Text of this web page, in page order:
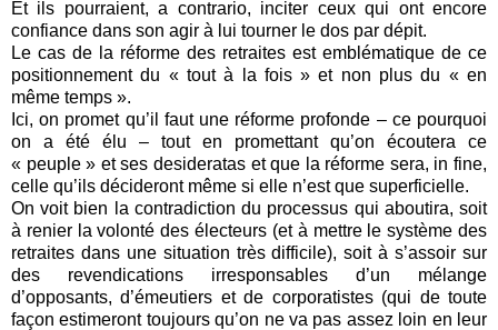
Et ils pourraient, a contrario, inciter ceux qui ont encore
confiance dans son agir à lui tourner le dos par dépit.
Le cas de la réforme des retraites est emblématique de ce
positionnement du « tout à la fois » et non plus du « en
même temps ».
Ici, on promet qu’il faut une réforme profonde – ce pourquoi
on a été élu – tout en promettant qu’on écoutera ce
« peuple » et ses desideratas et que la réforme sera, in fine,
celle qu’ils décideront même si elle n’est que superficielle.
On voit bien la contradiction du processus qui aboutira, soit
à renier la volonté des électeurs (et à mettre le système des
retraites dans une situation très difficile), soit à s’assoir sur
des revendications irresponsables d’un mélange
d’opposants, d’émeutiers et de corporatistes (qui de toute
façon estimeront toujours qu’on ne va pas assez loin en leur